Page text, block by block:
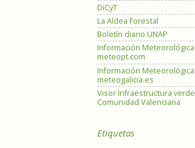
DiCyT
La Aldea Forestal
Boletín diario UNAP
Información Meteorológica
meteopt.com
Información Meteorológica
meteogalicia.es
Visor Infraestructura verde
Comunidad Valenciana
Etiquetas